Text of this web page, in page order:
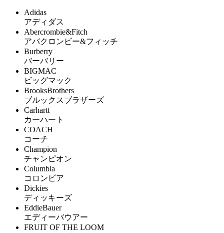
Adidas
アディダス
Abercrombie&Fitch
アバクロンビー&フィッチ
Burberry
バーバリー
BIGMAC
ビッグマック
BrooksBrothers
ブルックスブラザーズ
Carhartt
カーハート
COACH
コーチ
Champion
チャンピオン
Columbia
コロンビア
Dickies
ディッキーズ
EddieBauer
エディーバウアー
FRUIT OF THE LOOM